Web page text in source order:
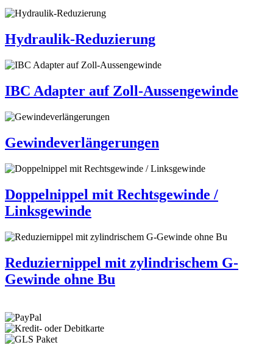
Hydraulik-Reduzierung
IBC Adapter auf Zoll-Aussengewinde
Gewindeverlängerungen
Doppelnippel mit Rechtsgewinde /
Linksgewinde
Reduziernippel mit zylindrischem G-
Gewinde ohne Bu